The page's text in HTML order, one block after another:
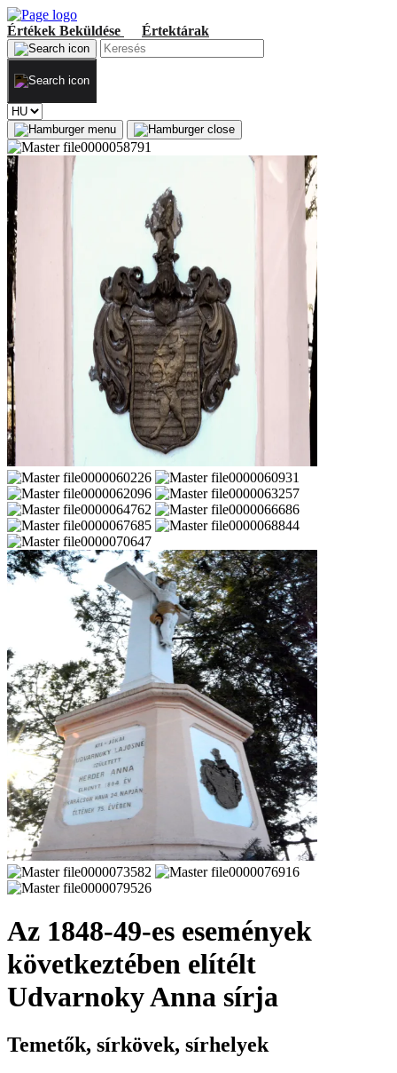
Értékek Beküldése Értektárak
Az 1848-49-es események
következtében elítélt
Udvarnoky Anna sírja
Temetők, sírkövek, sírhelyek